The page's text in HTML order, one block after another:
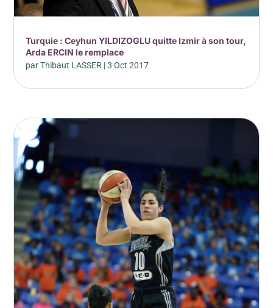
Turquie : Ceyhun YILDIZOGLU quitte Izmir à son tour,
Arda ERCIN le remplace
parThibaut LASSER |3 Oct 2017